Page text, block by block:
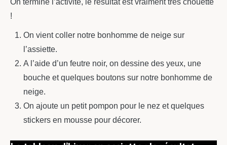
On termine l’activité, le résultat est vraiment très chouette
!
On vient coller notre bonhomme de neige sur
l’assiette.
A l’aide d’un feutre noir, on dessine des yeux, une
bouche et quelques boutons sur notre bonhomme de
neige.
On ajoute un petit pompon pour le nez et quelques
stickers en mousse pour décorer.